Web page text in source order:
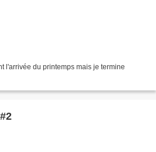
l'arrivée du printemps mais je termine